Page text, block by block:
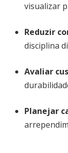
visualizar
Reduzir
disciplina
Avaliar
Planejar